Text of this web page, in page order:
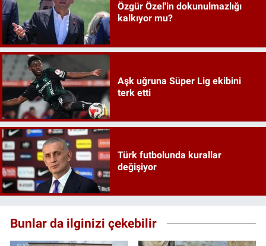
Özgür Özel'in dokunulmazlığı
kalkıyor mu?
Aşk uğruna Süper Lig ekibini
terk etti
Türk futbolunda kurallar
değişiyor
Bunlar da ilginizi çekebilir